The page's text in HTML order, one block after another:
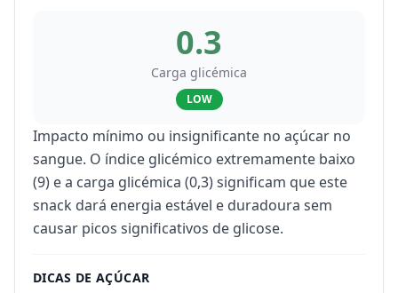
0.3
Carga glicémica
LOW
Impacto mínimo ou insignificante no açúcar no
sangue. O índice glicémico extremamente baixo
(9) e a carga glicémica (0,3) significam que este
snack dará energia estável e duradoura sem
causar picos significativos de glicose.
DICAS DE AÇÚCAR